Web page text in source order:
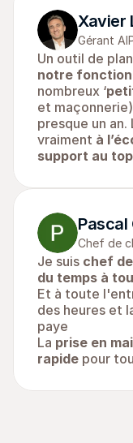
Xavier
Gérant
Un outil de
notre
nombreux ‘
et
presque un an.
vraiment à
support au top
Pascal
Chef de
Je suis chef
du temps à
Et à toute
des heures et
paye
La prise en
rapide pour